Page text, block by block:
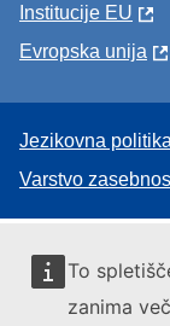
To
zanima
Institucije EU
Evropska unija
Jezikovna politika
Varstvo